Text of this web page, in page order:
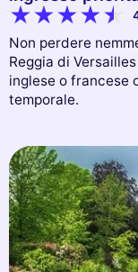
Non perdere
Reggia di
inglese o francese
temporale.